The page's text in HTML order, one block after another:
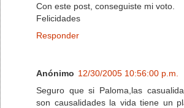
Con este post, conseguiste mi voto.
Felicidades
Responder
Anónimo 12/30/2005 10:56:00 p.m.
Seguro que si Paloma,las
son causalidades la vida tiene un